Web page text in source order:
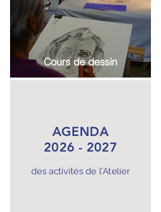
AGENDA
2026 - 2027
des activités de l'Atelier
Cours de dessin